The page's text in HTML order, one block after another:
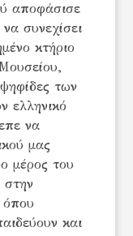
αποφάσισε
συνεχίσει
κτήριο
των
ελληνικό
να
μας
μέρος του
στην
όπου
και